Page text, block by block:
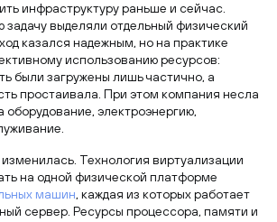
инфраструктуру раньше и сейчас.
задачу выделяли отдельный физический
казался надежным, но на практике
использованию ресурсов:
были загружены лишь частично, а
простаивала. При этом компания несла
оборудование, электроэнергию,
Технология виртуализации
на одной физической платформе
машин, каждая из которых работает
сервер. Ресурсы процессора, памяти и